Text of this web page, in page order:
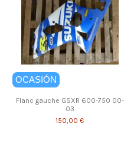
OCASIÓN
Flanc gauche GSXR 600-750 00-
03
150,00 €